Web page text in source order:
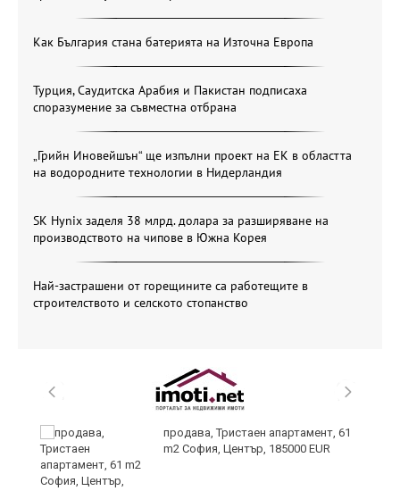
Как България стана батерията на Източна Европа
Турция, Саудитска Арабия и Пакистан подписаха
споразумение за съвместна отбрана
„Грийн Иновейшън“ ще изпълни проект на ЕК в областта
на водородните технологии в Нидерландия
SK Hynix заделя 38 млрд. долара за разширяване на
производството на чипове в Южна Корея
Най-застрашени от горещините са работещите в
строителството и селското стопанство
продава, Тристаен апартамент, 61
m2 София, Център, 185000 EUR